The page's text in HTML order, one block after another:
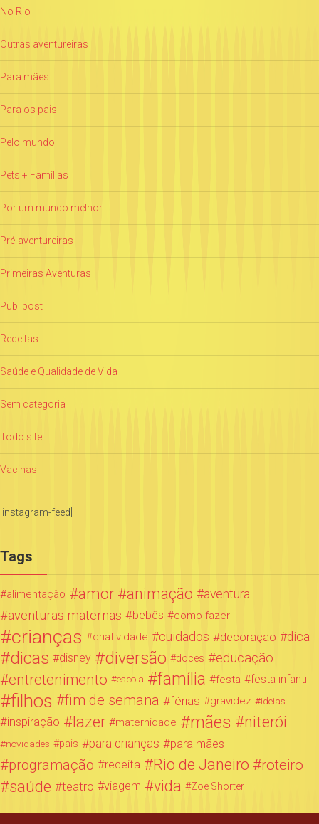
No Rio
Outras aventureiras
Para mães
Para os pais
Pelo mundo
Pets + Famílias
Por um mundo melhor
Pré-aventureiras
Primeiras Aventuras
Publipost
Receitas
Saúde e Qualidade de Vida
Sem categoria
Todo site
Vacinas
[instagram-feed]
Tags
alimentação amor animação aventura
aventuras maternas bebês como fazer
crianças criatividade cuidados decoração dica
dicas disney diversão doces educação
entretenimento escola família festa festa infantil
filhos fim de semana férias gravidez ideias
inspiração lazer maternidade mães niterói
novidades pais para crianças para mães
programação receita Rio de Janeiro roteiro
saúde teatro viagem vida Zoe Shorter